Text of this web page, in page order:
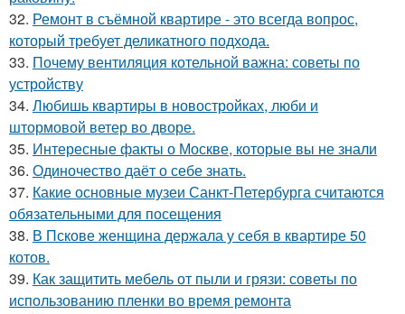
32. Ремонт в съёмной квартире - это всегда вопрос,
который требует деликатного подхода.
33. Почему вентиляция котельной важна: советы по
устройству
34. Любишь квартиры в новостройках, люби и
штормовой ветер во дворе.
35. Интересные факты о Москве, которые вы не знали
36. Одиночество даёт о себе знать.
37. Какие основные музеи Санкт-Петербурга считаются
обязательными для посещения
38. В Пскове женщина держала у себя в квартире 50
котов.
39. Как защитить мебель от пыли и грязи: советы по
использованию пленки во время ремонта